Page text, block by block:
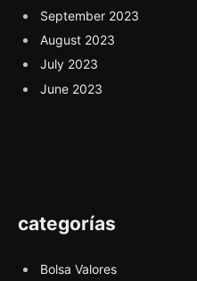
September 2023
August 2023
July 2023
June 2023
categorías
Bolsa Valores